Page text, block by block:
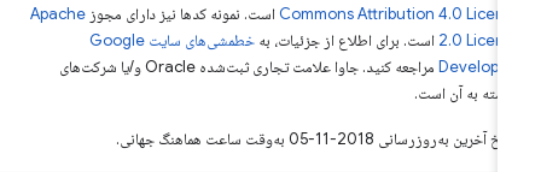
Commons Attribution 4.0است. نمونه کدها نیز دارای مجوزApache
2.0است. برای اطلاع از جزئیات، به
خطمشی‌های سایت Google
مراجعه کنید. جاوا علامت تجاری ثبت‌شده Oracle و/یا شرکت‌های
به آن است.
آخرین به‌روزرسانی 2018-11-05 به‌وقت ساعت هماهنگ جهانی.